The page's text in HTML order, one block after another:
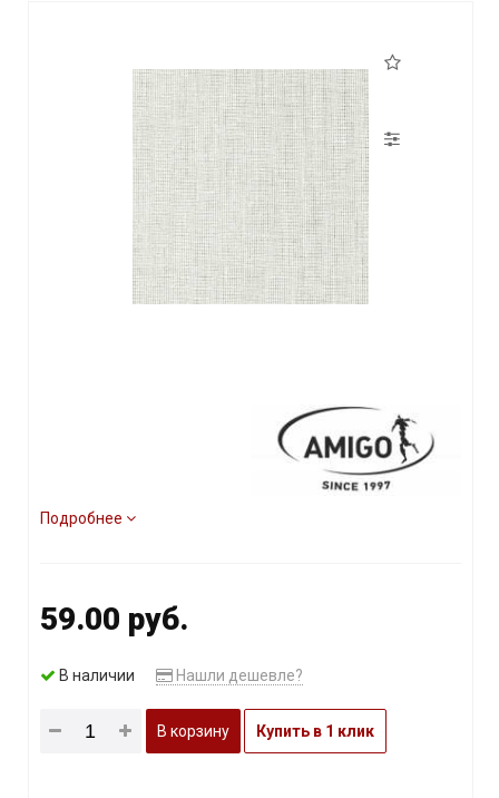
Подробнее
59.00 руб.
В наличии Нашли дешевле?
В корзину Купить в 1 клик